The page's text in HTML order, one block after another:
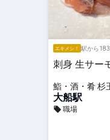
エキメシ！ 駅から
刺身 生サー
鮨・酒・肴 杉
大船駅
職場